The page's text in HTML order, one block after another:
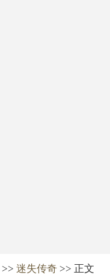
>> 迷失传奇 >> 正文